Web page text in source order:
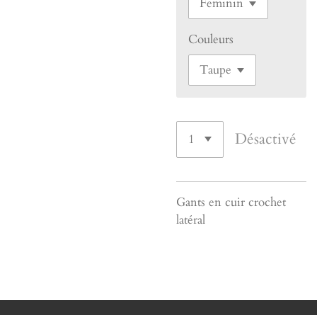
Couleurs
Désactivé
Gants en cuir crochet
latéral